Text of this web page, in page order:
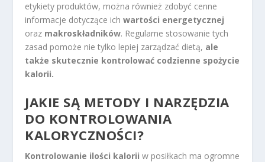
etykiety produktów, można również zdobyć cenne
informacje dotyczące ichwartości energetycznej
oraz makroskładników. Regularne stosowanie tych
zasad pomoże nie tylko lepiej zarządzać dietą, ale
także skutecznie kontrolować codzienne spożycie
kalorii.
JAKIE SĄ METODY I NARZĘDZIA
DO KONTROLOWANIA
KALORYCZNOŚCI?
Kontrolowanie ilości kalorii w posiłkach ma ogromne